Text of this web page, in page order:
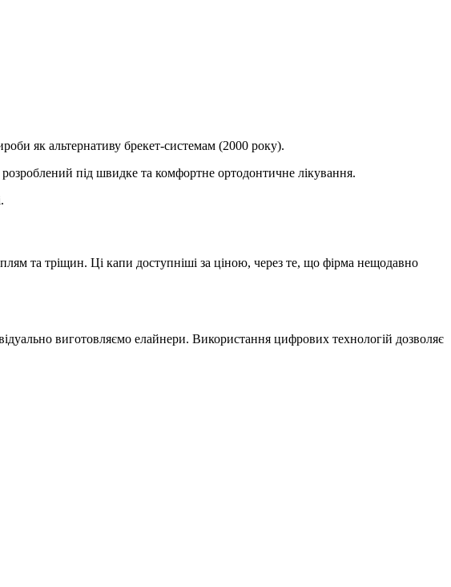
як альтернативу брекет-системам (2000 року).
під швидке та комфортне ортодонтичне лікування.
та тріщин. Ці капи доступніші за ціною, через те, що фірма нещодавно
виготовляємо елайнери. Використання цифрових технологій дозволяє